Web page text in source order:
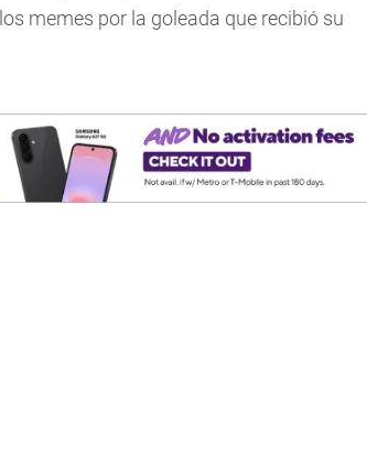
memes por la goleada que recibió su